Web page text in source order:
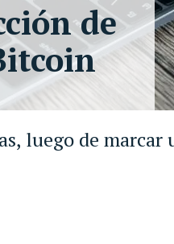
luego de marcar
de